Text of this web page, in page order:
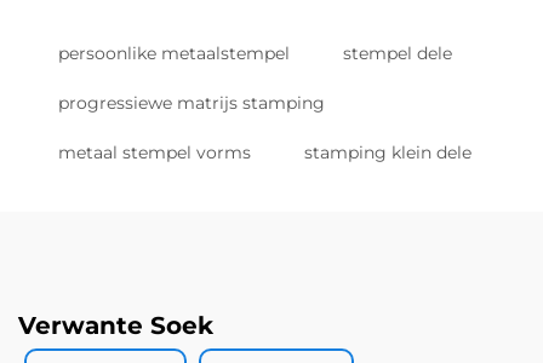
persoonlike metaalstempel stempel dele
progressiewe matrijs stamping
metaal stempel vorms stamping klein dele
Verwante Soek